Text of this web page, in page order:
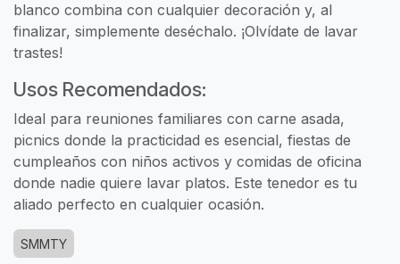
blanco combina con cualquier decoración y, al
finalizar, simplemente deséchalo. ¡Olvídate de lavar
trastes!
Usos Recomendados:
Ideal para reuniones familiares con carne asada,
picnics donde la practicidad es esencial, fiestas de
cumpleaños con niños activos y comidas de oficina
donde nadie quiere lavar platos. Este tenedor es tu
aliado perfecto en cualquier ocasión.
SMMTY